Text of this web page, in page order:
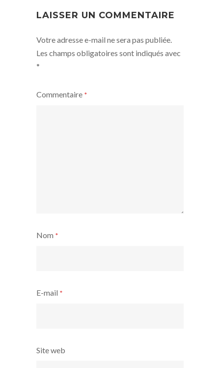
LAISSER UN COMMENTAIRE
Votre adresse e-mail ne sera pas publiée.
Les champs obligatoires sont indiqués avec
*
Commentaire *
Nom *
E-mail *
Site web